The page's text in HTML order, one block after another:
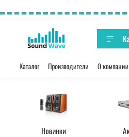
Каталог Производители О компании
Новинки